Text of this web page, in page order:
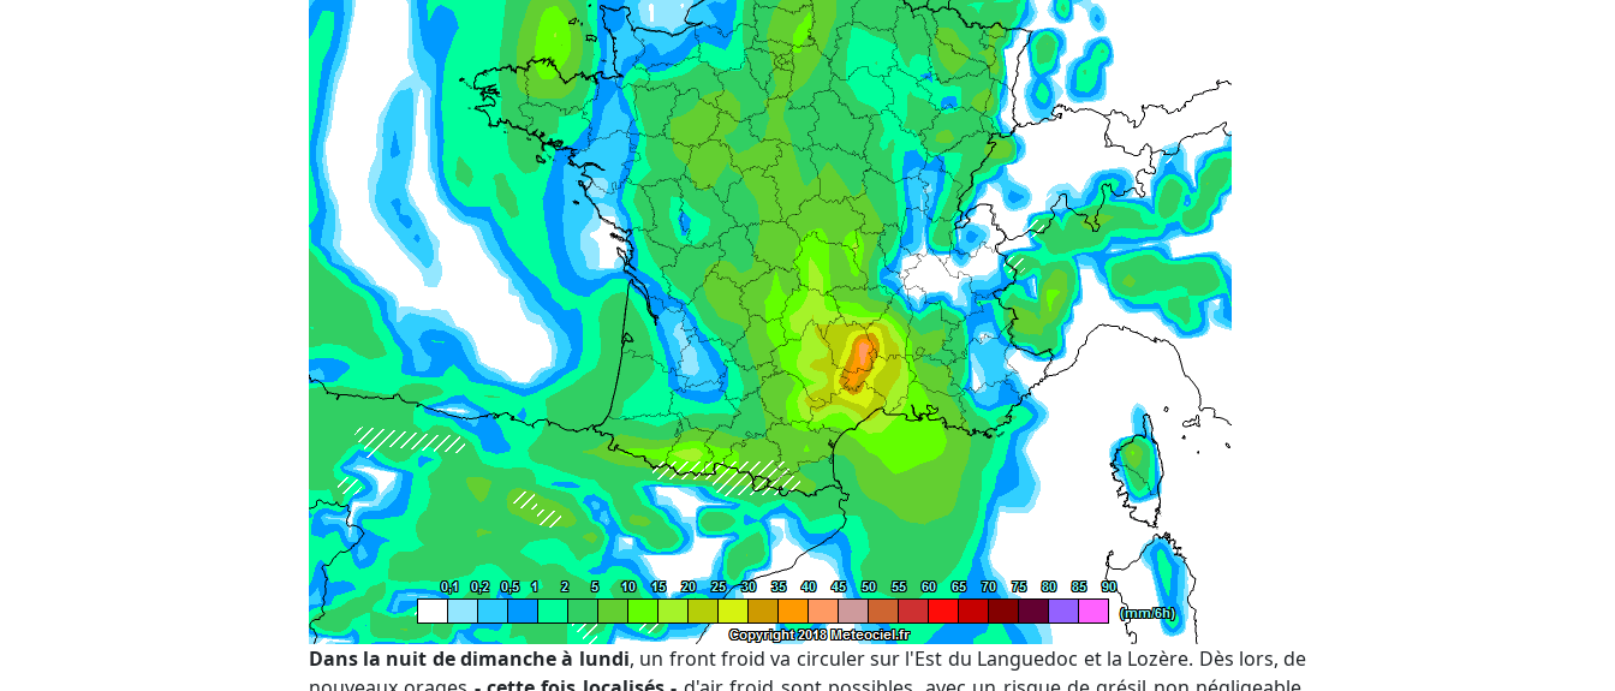
Dans la nuit de dimanche à lundi, un front froid va circuler sur l'Est du Languedoc et la Lozère. Dès lors, de